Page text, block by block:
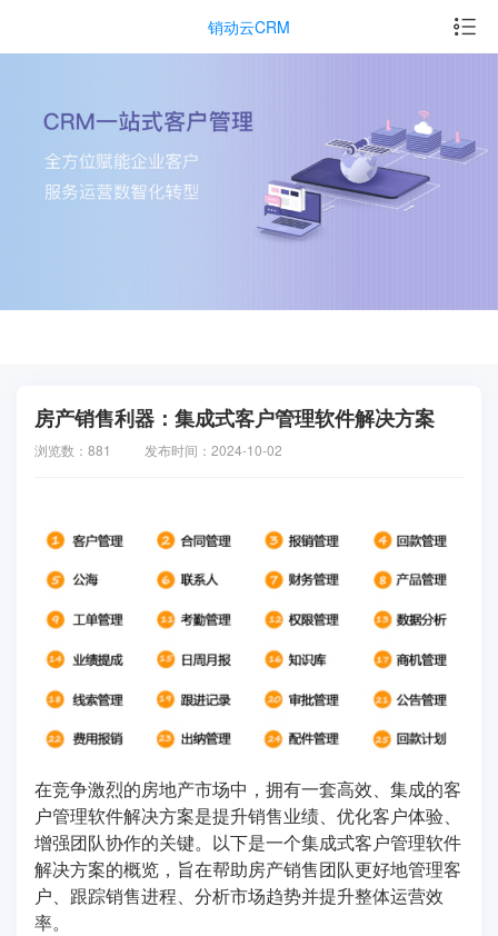
销动云CRM
房产销售利器：集成式客户管理软件解决方案
浏览数：881 发布时间：2024-10-02
在竞争激烈的房地产市场中，拥有一套高效、集成的客
户管理软件解决方案是提升销售业绩、优化客户体验、
增强团队协作的关键。以下是一个集成式客户管理软件
解决方案的概览，旨在帮助房产销售团队更好地管理客
户、跟踪销售进程、分析市场趋势并提升整体运营效
率。